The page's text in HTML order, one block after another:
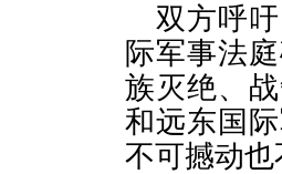
双方呼
际军事法
族灭绝、
和远东国
不可撼动也